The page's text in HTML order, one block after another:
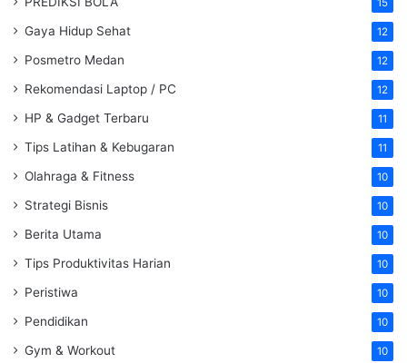
15
Gaya Hidup Sehat 12
Posmetro Medan 12
Rekomendasi Laptop / PC 12
HP & Gadget Terbaru 11
Tips Latihan & Kebugaran 11
Olahraga & Fitness 10
Strategi Bisnis 10
Berita Utama 10
Tips Produktivitas Harian 10
Peristiwa 10
Pendidikan 10
Gym & Workout 10